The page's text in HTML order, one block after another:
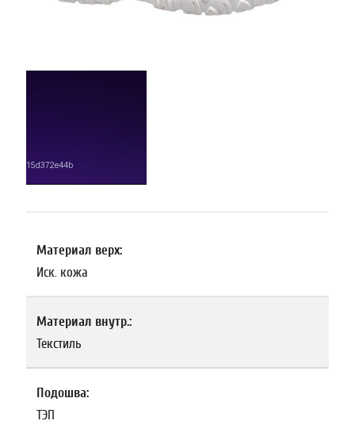
Материал верх:
Иск. кожа
Материал внутр.:
Текстиль
Подошва:
ТЭП